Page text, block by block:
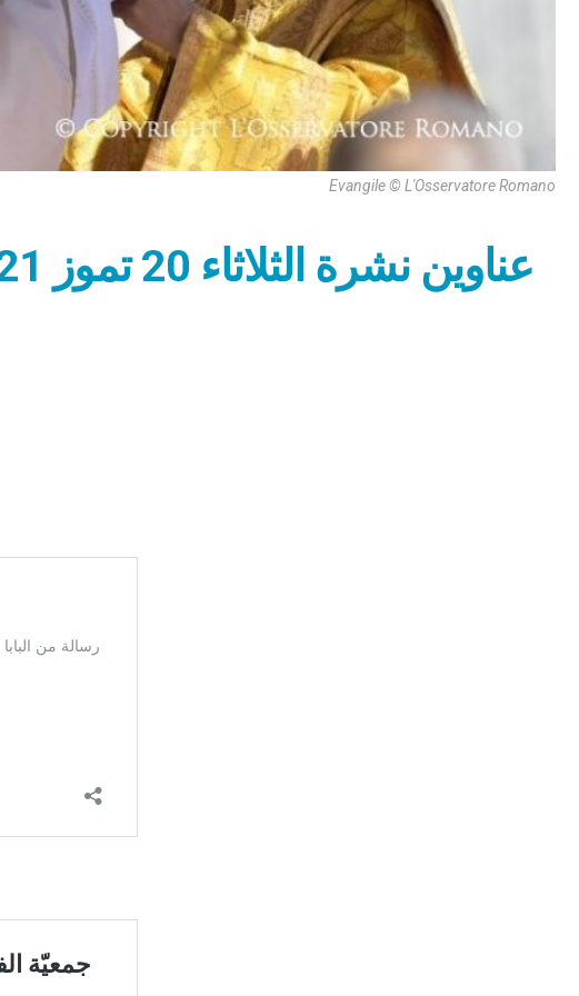
Evangile © L'Osservatore Romano
عناوين نشرة الثلاثاء 20 تموز 2021: بذرة البشرى السارّة